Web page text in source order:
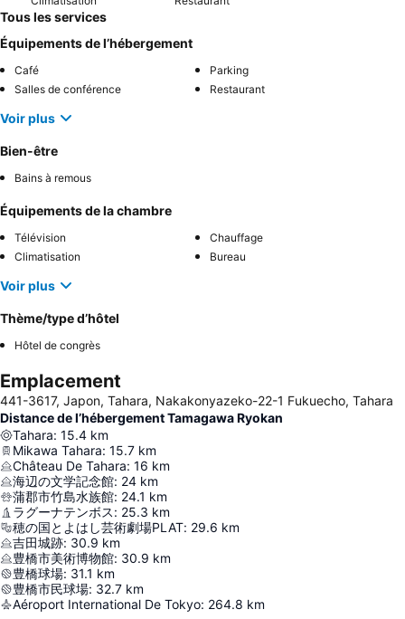
Tous les services
Équipements de l’hébergement
Café
Parking
Salles de conférence
Restaurant
Voir plus
Bien-être
Bains à remous
Équipements de la chambre
Télévision
Chauffage
Climatisation
Bureau
Voir plus
Thème/type d’hôtel
Hôtel de congrès
Emplacement
441-3617, Japon, Tahara, Nakakonyazeko-22-1 Fukuecho, Tahara
Distance de l’hébergement Tamagawa Ryokan
Tahara: 15.4 km
Mikawa Tahara: 15.7 km
Château De Tahara: 16 km
海辺の文学記念館: 24 km
蒲郡市竹島水族館: 24.1 km
ラグーナテンボス: 25.3 km
穂の国とよはし芸術劇場PLAT: 29.6 km
吉田城跡: 30.9 km
豊橋市美術博物館: 30.9 km
豊橋球場: 31.1 km
豊橋市民球場: 32.7 km
Aéroport International De Tokyo: 264.8 km